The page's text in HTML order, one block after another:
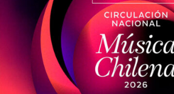
EFEMÉRIDES
PLAYLISTS
ESTUDIOS